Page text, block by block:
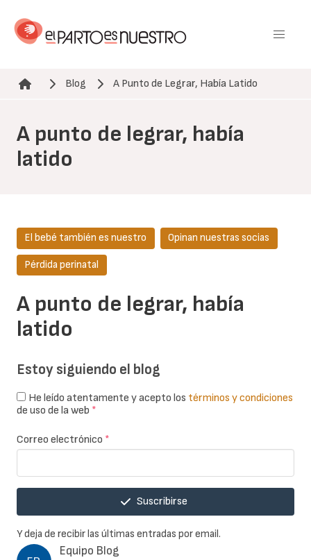
contenido
Ruta de navegación
Blog A Punto de Legrar, Había Latido
A punto de legrar, había
latido
Equipo Blog
A punto de legrar, había
latido
El bebé también es nuestro Opinan nuestras socias
Pérdida perinatal
Estoy siguiendo el blog
He leído atentamente y acepto los términos y condiciones
de uso de la web *
Correo electrónico *
Suscribirse
Y deja de recibir las últimas entradas por email.